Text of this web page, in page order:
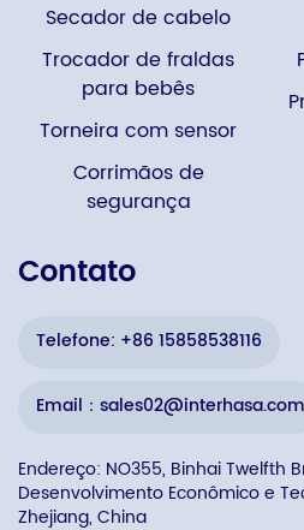
Secador de cabelo
Trocador de fraldas
para bebês
Torneira com sensor
Corrimãos de
segurança
Contato
Telefone: +86 15858538116
Email：sales02@interhasa.com
Endereço: NO355, Binhai Twelfth
Desenvolvimento Econômico e
Zhejiang, China